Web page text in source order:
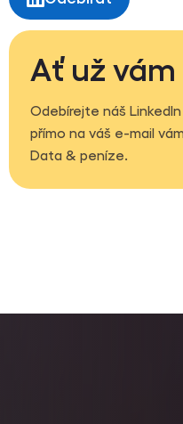
Ať už
Odebírejte náš
přímo na váš e-mail
Data & peníze.